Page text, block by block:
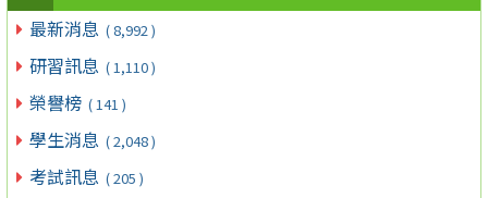
最新消息 ( 8,992 )
研習訊息 ( 1,110 )
榮譽榜 ( 141 )
學生消息 ( 2,048 )
考試訊息 ( 205 )